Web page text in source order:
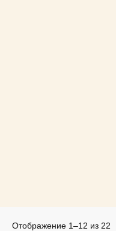
Отображение 1–12 из 22